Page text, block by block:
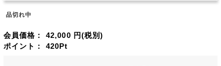
品切れ中
会員価格： 42,000 円(税別)
ポイント： 420Pt